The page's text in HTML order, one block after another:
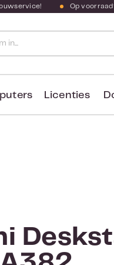
Op
Licenties